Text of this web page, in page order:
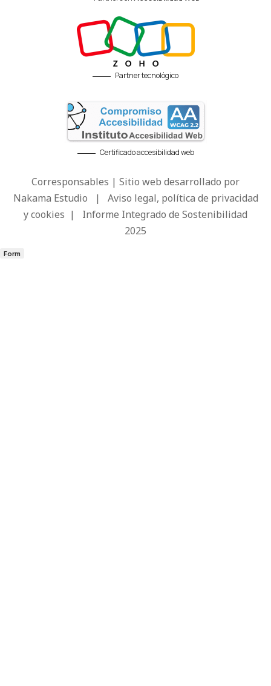
Partner tecnológico
Certificado accesibilidad web
Corresponsables | Sitio web desarrollado por
Nakama Estudio | Aviso legal, política de privacidad
y cookies | Informe Integrado de Sostenibilidad
2025
Form